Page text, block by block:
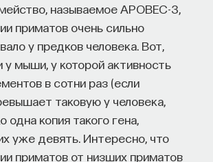
называемое APOBEC-3,
приматов очень сильно
у предков человека. Вот,
у мыши, у которой активность
в сотни раз (если
таковую у человека,
одна копия такого гена,
уже девять. Интересно, что
приматов от низших приматов
сэкономить усилия, студенты
снижают когнитивную
вообще не для этого
делегируют агенту
и переносят в эту
не лучшие привычки.
ИИ как сложного
заставляет уточнять
и продумывать собственную